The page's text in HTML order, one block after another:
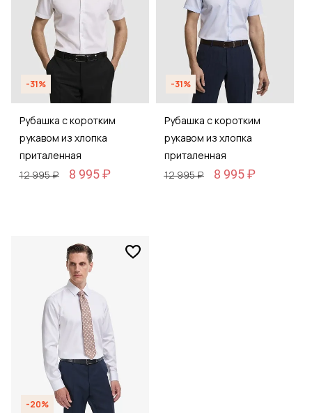
-31%
Рубашка с коротким
рукавом из хлопка
приталенная
12 995 ₽
8 995 ₽
-31%
Рубашка с коротким
рукавом из хлопка
приталенная
12 995 ₽
8 995 ₽
-20%